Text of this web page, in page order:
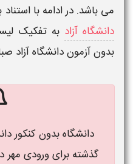
می باشد. در ادامه با استناد
دانشگاه آزاد به تفکیک
بدون آزمون دانشگاه آزاد
دانشگاه بدون کنکور
گذشته برای ورودی مهر